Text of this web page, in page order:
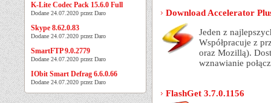
K-Lite Codec Pack 15.6.0 Full
Dodane 24.07.2020 przez Daro
Skype 8.62.0.83
Dodane 24.07.2020 przez Daro
SmartFTP 9.0.2779
Dodane 24.07.2020 przez Daro
IObit Smart Defrag 6.6.0.66
Dodane 24.07.2020 przez Daro
Download Accelerator
Jeden z
Współpracuje z
oraz Mozillą).
wznawianie
FlashGet 3.7.0.1156